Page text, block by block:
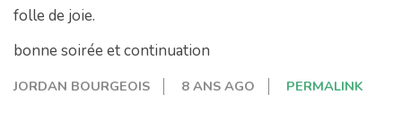
folle de joie.
bonne soirée et continuation
JORDAN BOURGEOIS 8 ANS AGO PERMALINK